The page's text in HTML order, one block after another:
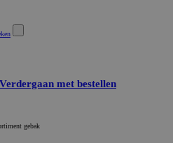
Verdergaan met bestellen
gebak